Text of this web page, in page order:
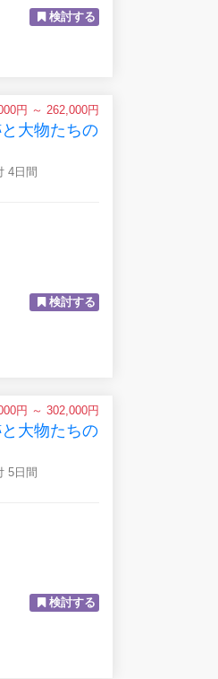
検討する
円 ～ 262,000円
大物たちの
4日間
検討する
円 ～ 302,000円
大物たちの
5日間
検討する